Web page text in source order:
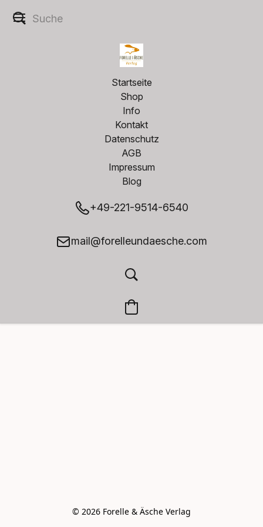
Startseite
Shop
Info
Kontakt
Datenschutz
AGB
Impressum
Blog
+49-221-9514-6540
mail@forelleundaesche.com
© 2026 Forelle & Äsche Verlag